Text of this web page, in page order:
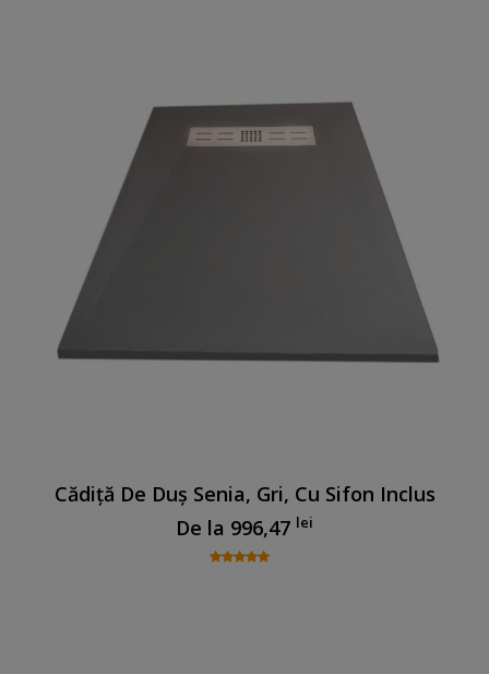
Cădiță De Duș Senia, Gri, Cu Sifon Inclus
De la 996,47 lei